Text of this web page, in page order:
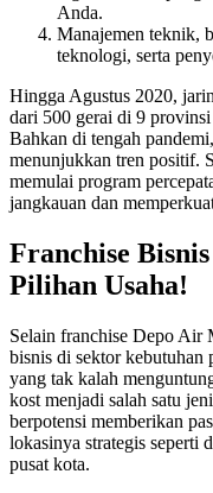
Anda.
Manajemen teknik,
teknologi, serta
Hingga Agustus 2020,
dari 500 gerai di 9
Bahkan di tengah
menunjukkan tren positif.
memulai program
jangkauan dan
Franchise
Pilihan Usaha!
Selain franchise Depo Air
bisnis di sektor kebutuhan
yang tak kalah
kost menjadi salah satu
berpotensi memberikan
lokasinya strategis seperti
pusat kota.